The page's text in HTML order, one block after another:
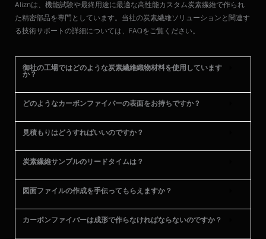
Aliznは、機能試験や最終用途に最適な高性能カスタム炭素繊維で作られ
た精密部品を専門としています。当社の炭素繊維ソリューションと関連す
る技術サポートの詳細については、FAQをご覧ください。
御社の工場ではどのような炭素繊維織物材料を使用しています
か？
どのようなカーボンファイバーの表面をお持ちですか？
見積もりはどうすればいいのですか？
炭素繊維サンプルのリードタイムは？
図面ファイルの作成を手伝ってもらえますか？
カーボンファイバーは成形で作らなければならないのですか？